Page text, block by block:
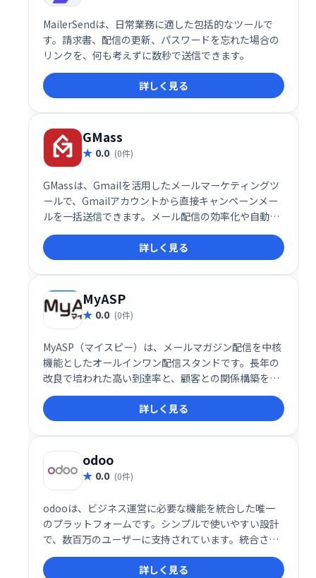
MailerSendは、日常業務に適した包括的なツールで
す。請求書、配信の更新、パスワードを忘れた場合の
リンクを、何も考えずに数秒で送信できます。
詳しく見る
GMass
0.0 (0件)
GMassは、Gmailを活用したメールマーケティングツ
ールで、Gmailアカウントから直接キャンペーンメー
ルを一括送信できます。メール配信の効率化や自動化
を実現し、ビジネスの成長をサポートする強力なプラ
グインです。
詳しく見る
MyASP
0.0 (0件)
MyASP（マイスピー）は、メールマガジン配信を中核
機能としたオールインワン配信スタンドです。長年の
改良で培われた高い到達率と、顧客との関係構築を支
援する機能が充実。安定した成果に繋がるビジネスを
実現します。メール配信だけでなく、顧客とのリレー
ションシップ強化にも貢献し、ビジネスの成長をサポ
ートします。
詳しく見る
odoo
0.0 (0件)
odooは、ビジネス運営に必要な機能を統合した唯一
のプラットフォームです。シンプルで使いやすい設計
で、数百万のユーザーに支持されています。統合され
たアプリにより、業務効率化を実現し、ビジネスの成
長を支援します。
詳しく見る